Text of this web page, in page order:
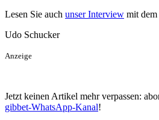
Lesen Sie auch unser Interview mit
Udo Schucker
Anzeige
Jetzt keinen Artikel mehr verpassen:
gibbet-WhatsApp-Kanal!